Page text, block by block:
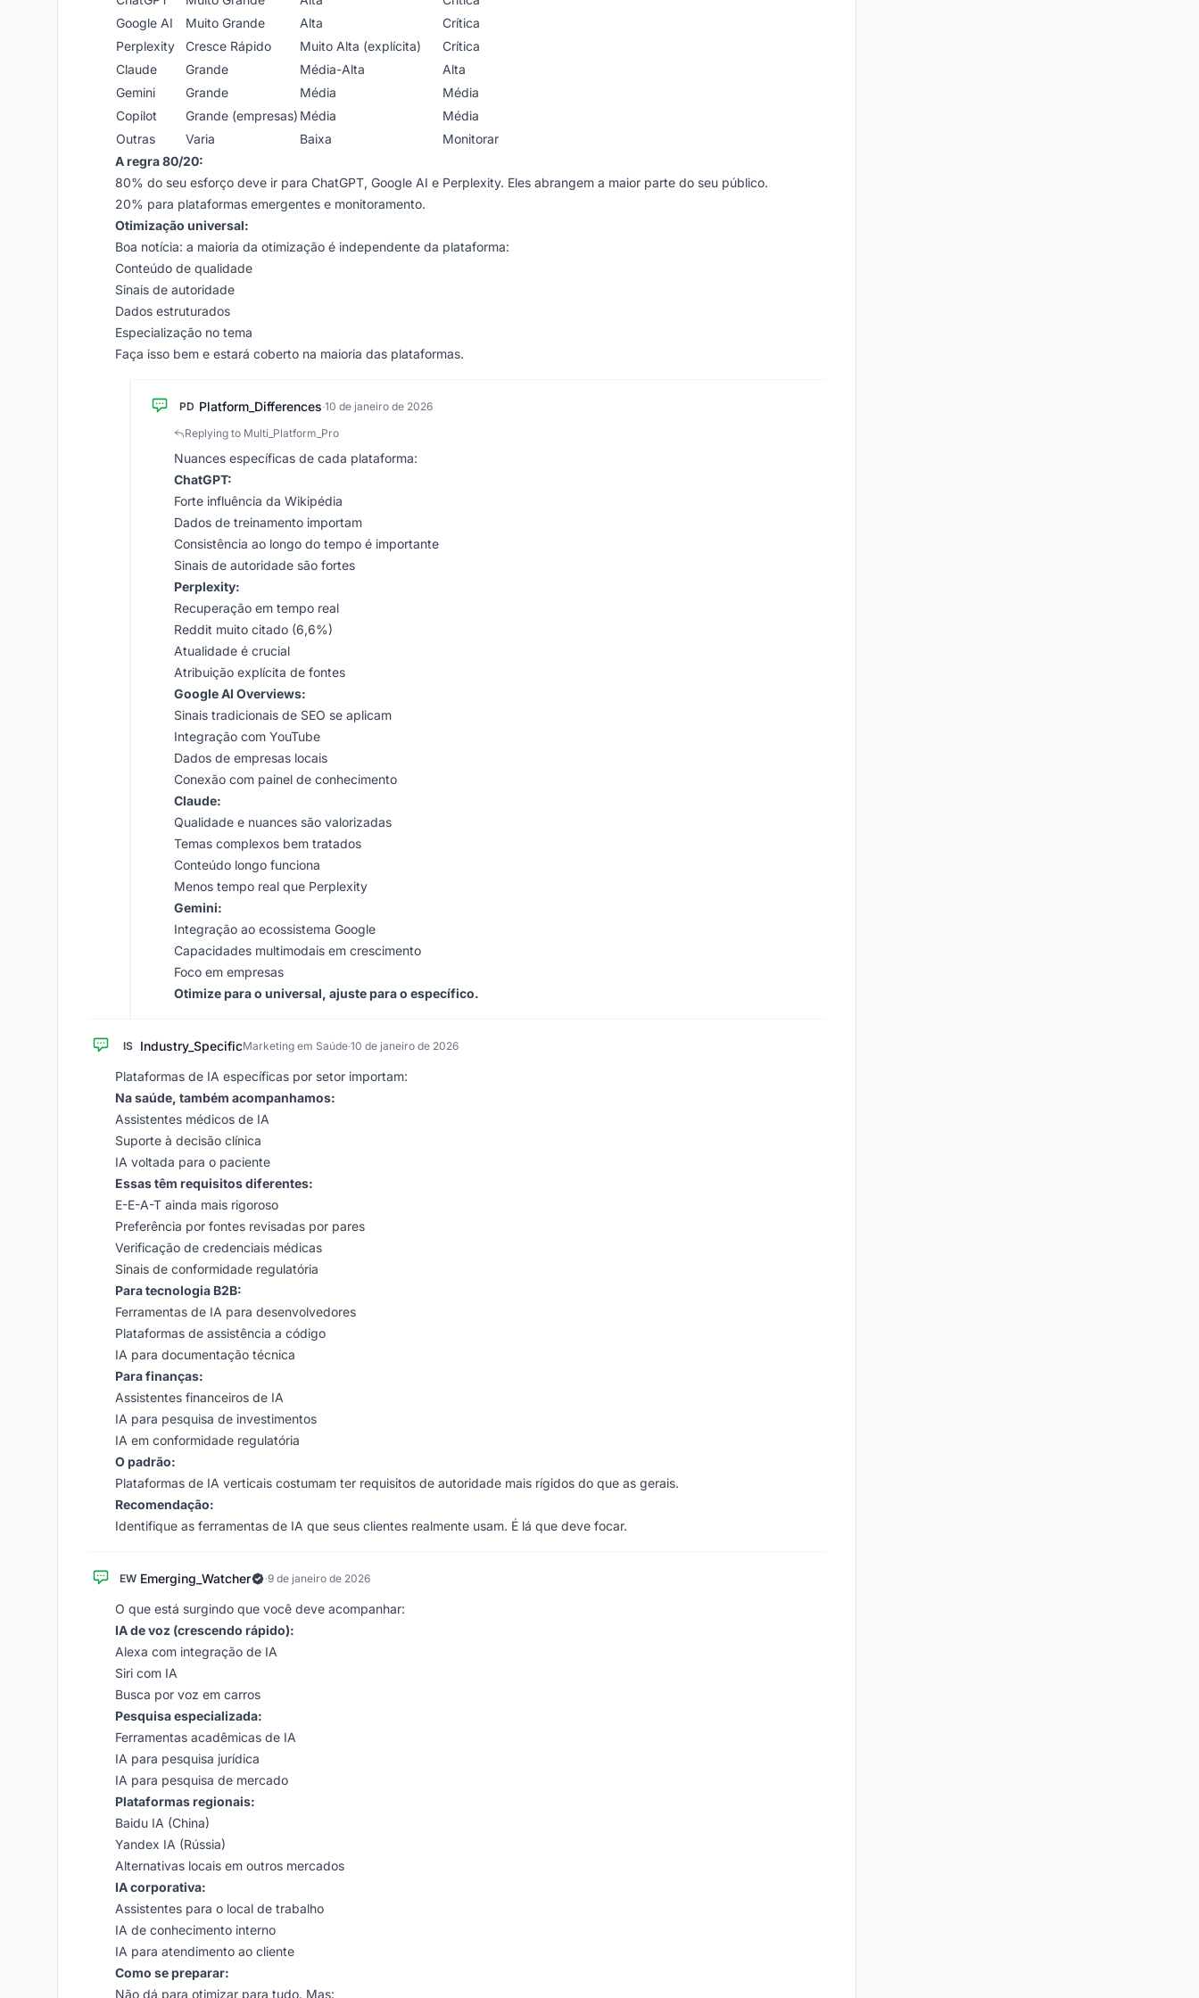
Google AI
Muito Grande Alta
Crítica
Perplexity
Cresce Rápido Muito Alta (explícita)
Crítica
Claude
Grande Média-Alta
Alta
Gemini
Grande Média
Média
Copilot
Grande (empresas) Média
Média
Outras
Varia Baixa
Monitorar
A regra 80/20:
80% do seu esforço deve ir para ChatGPT, Google AI e Perplexity. Eles abrangem a maior parte do seu público.
20% para plataformas emergentes e monitoramento.
Otimização universal:
Boa notícia: a maioria da otimização é independente da plataforma:
Conteúdo de qualidade
Sinais de autoridade
Dados estruturados
Especialização no tema
Faça isso bem e estará coberto na maioria das plataformas.
PD Platform_Differences·10 de janeiro de 2026
Replying to Multi_Platform_Pro
Nuances específicas de cada plataforma:
ChatGPT:
Forte influência da Wikipédia
Dados de treinamento importam
Consistência ao longo do tempo é importante
Sinais de autoridade são fortes
Perplexity:
Recuperação em tempo real
Reddit muito citado (6,6%)
Atualidade é crucial
Atribuição explícita de fontes
Google AI Overviews:
Sinais tradicionais de SEO se aplicam
Integração com YouTube
Dados de empresas locais
Conexão com painel de conhecimento
Claude:
Qualidade e nuances são valorizadas
Temas complexos bem tratados
Conteúdo longo funciona
Menos tempo real que Perplexity
Gemini:
Integração ao ecossistema Google
Capacidades multimodais em crescimento
Foco em empresas
Otimize para o universal, ajuste para o específico.
IS Industry_SpecificMarketing em Saúde·10 de janeiro de 2026
Plataformas de IA específicas por setor importam:
Na saúde, também acompanhamos:
Assistentes médicos de IA
Suporte à decisão clínica
IA voltada para o paciente
Essas têm requisitos diferentes:
E-E-A-T ainda mais rigoroso
Preferência por fontes revisadas por pares
Verificação de credenciais médicas
Sinais de conformidade regulatória
Para tecnologia B2B:
Ferramentas de IA para desenvolvedores
Plataformas de assistência a código
IA para documentação técnica
Para finanças:
Assistentes financeiros de IA
IA para pesquisa de investimentos
IA em conformidade regulatória
O padrão:
Plataformas de IA verticais costumam ter requisitos de autoridade mais rígidos do que as gerais.
Recomendação:
Identifique as ferramentas de IA que seus clientes realmente usam. É lá que deve focar.
EW Emerging_Watcher ·9 de janeiro de 2026
O que está surgindo que você deve acompanhar:
IA de voz (crescendo rápido):
Alexa com integração de IA
Siri com IA
Busca por voz em carros
Pesquisa especializada:
Ferramentas acadêmicas de IA
IA para pesquisa jurídica
IA para pesquisa de mercado
Plataformas regionais:
Baidu IA (China)
Yandex IA (Rússia)
Alternativas locais em outros mercados
IA corporativa:
Assistentes para o local de trabalho
IA de conhecimento interno
IA para atendimento ao cliente
Como se preparar:
Não dá para otimizar para tudo. Mas: